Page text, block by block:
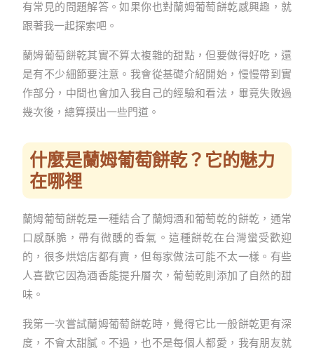
有常見的問題解答。如果你也對蘭姆葡萄餅乾感興趣，就
跟著我一起探索吧。
蘭姆葡萄餅乾其實不算太複雜的甜點，但要做得好吃，還
是有不少細節要注意。我會從基礎介紹開始，慢慢帶到實
作部分，中間也會加入我自己的經驗和看法，畢竟失敗過
幾次後，總算摸出一些門道。
什麼是蘭姆葡萄餅乾？它的魅力
在哪裡
蘭姆葡萄餅乾是一種結合了蘭姆酒和葡萄乾的餅乾，通常
口感酥脆，帶有微醺的香氣。這種餅乾在台灣蠻受歡迎
的，很多烘焙店都有賣，但每家做法可能不太一樣。有些
人喜歡它因為酒香能提升層次，葡萄乾則添加了自然的甜
味。
我第一次嘗試蘭姆葡萄餅乾時，覺得它比一般餅乾更有深
度，不會太甜膩。不過，也不是每個人都愛，我有朋友就